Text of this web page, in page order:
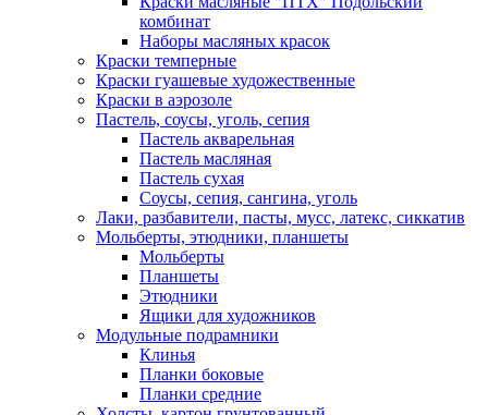
комбинат
Наборы масляных красок
Краски темперные
Краски гуашевые художественные
Краски в аэрозоле
Пастель, соусы, уголь, сепия
Пастель акварельная
Пастель масляная
Пастель сухая
Соусы, сепия, сангина, уголь
Лаки, разбавители, пасты, мусс, латекс, сиккатив
Мольберты, этюдники, планшеты
Мольберты
Планшеты
Этюдники
Ящики для художников
Модульные подрамники
Клинья
Планки боковые
Планки средние